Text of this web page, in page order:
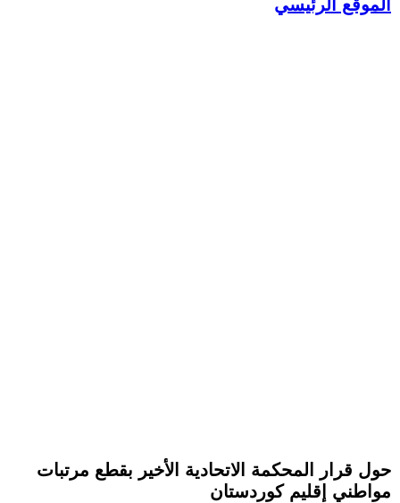
الموقع الرئيسي
حول قرار المحكمة الاتحادية الأخير بقطع مرتبات
مواطني إقليم كوردستان